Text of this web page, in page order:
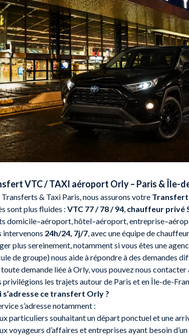
VTC / TAXI aéroport Orly – Paris & Île-
Transferts & Taxi Paris, nous assurons votre
sont plus fluides : VTC 77 / 78 / 94 chauffeur privé
domicile–aéroport, hôtel–aéroport,
intervenons 24h/24, 7j/7 , avec une équipe de
plus sereinement, notamment si vous êtes une
de groupe) nous aide à répondre à des demandes
demande liée à Orly, vous pouvez nous contacter
privilégions les trajets autour de Paris et en Île-de-
s’adresse ce transfert Orly ?
s’adresse notamment :
particuliers souhaitant un départ ponctuel et une
voyageurs d’affaires et entreprises ayant besoin